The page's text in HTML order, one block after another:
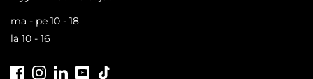
ma - pe 10 - 18
la 10 - 16
FacebookInstagramLinkedInYoutube